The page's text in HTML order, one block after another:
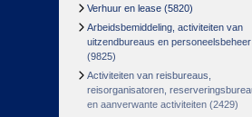
Verhuur en lease (5820)
Arbeidsbemiddeling, activiteiten van
uitzendbureaus en personeelsbeheer
(9825)
Activiteiten van reisbureaus,
reisorganisatoren,
en aanverwante activiteiten (2429)